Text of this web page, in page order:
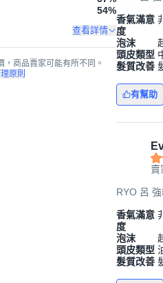
54%
查看詳情
商品賣家可能有所不同。
原則
香氣滿意
度
泡沫
頭皮類型
髮質改善
有幫助
賣
RYO 呂
香氣滿意
度
泡沫
頭皮類型
髮質改善